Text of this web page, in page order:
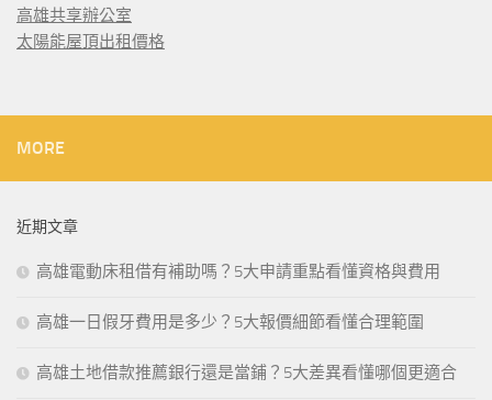
高雄共享辦公室
太陽能屋頂出租價格
MORE
近期文章
高雄電動床租借有補助嗎？5大申請重點看懂資格與費用
高雄一日假牙費用是多少？5大報價細節看懂合理範圍
高雄土地借款推薦銀行還是當鋪？5大差異看懂哪個更適合